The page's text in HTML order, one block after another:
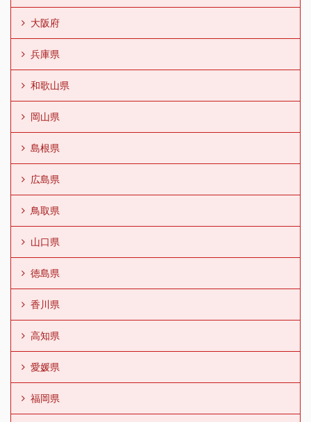
大阪府
兵庫県
和歌山県
岡山県
島根県
広島県
鳥取県
山口県
徳島県
香川県
高知県
愛媛県
福岡県